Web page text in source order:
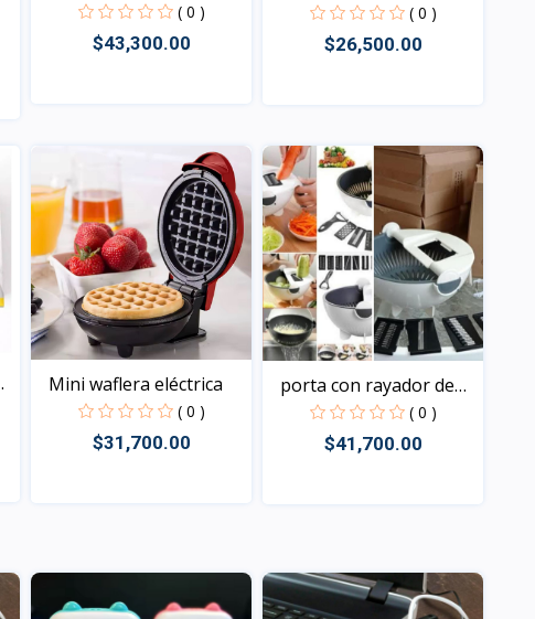
( 0 )
$43,300.00
( 0 )
$26,500.00
Mini waflera eléctrica
( 0 )
$31,700.00
porta con rayador de
( 0 )
$41,700.00